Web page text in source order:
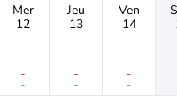
Mer
12
-
-
Jeu
13
-
-
Ven
14
-
-